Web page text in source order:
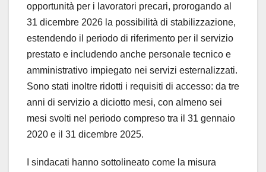
opportunità per i lavoratori precari, prorogando al
31 dicembre 2026 la possibilità di stabilizzazione,
estendendo il periodo di riferimento per il servizio
prestato e includendo anche personale tecnico e
amministrativo impiegato nei servizi esternalizzati.
Sono stati inoltre ridotti i requisiti di accesso: da tre
anni di servizio a diciotto mesi, con almeno sei
mesi svolti nel periodo compreso tra il 31 gennaio
2020 e il 31 dicembre 2025.
I sindacati hanno sottolineato come la misura